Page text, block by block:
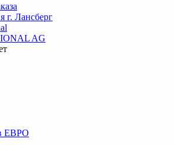
г. Лансберг
AG
ЕВРО